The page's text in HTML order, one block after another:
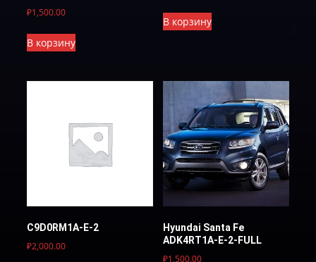
₽1,500.00
В корзину
В корзину
C9D0RM1A-Е-2
₽2,000.00
Hyundai Santa Fe
ADK4RT1A-Е-2-FULL
₽1,500.00